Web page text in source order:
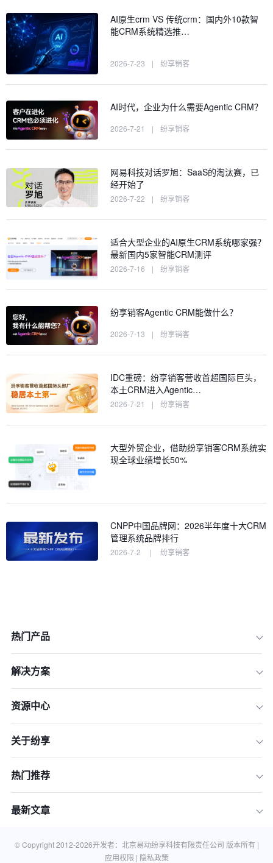
5.客户留存分析：提高客户忠诚度
相关知识
AI原生crm VS 传统crm：国内外10款智
能CRM系统精选推…
2026-7-23 | 纷享销客
AI时代，企业为什么需要Agentic CRM？
2026-7-21 | 纷享销客
网易科技对话罗旭：SaaS的淘汰赛，已
经开始了
2026-7-22 | 纷享销客
适合大型企业的AI原生CRM系统哪家强？
最新国内5家智能CRM测评
2026-7-16 | 纷享销客
纷享销客Agentic CRM能做什么？
2026-7-13 | 纷享销客
IDC重磅：纷享销客营收首超国际巨头，
本土CRM进入Agentic…
2026-7-21 | 纷享销客
大型外贸企业，借助纷享销客CRM系统实
现全球业绩增长50%
CNPP中国品牌网：2026半年度十大CRM
管理系统品牌排行
2026-7-2 | 纷享销客
热门产品
解决方案
资源中心
关于纷享
热门推荐
最新文章
© Copyright 2012-2026开发者：北京易动纷享科技有限责任公司 版本所有 |
应用权限 | 隐私政策